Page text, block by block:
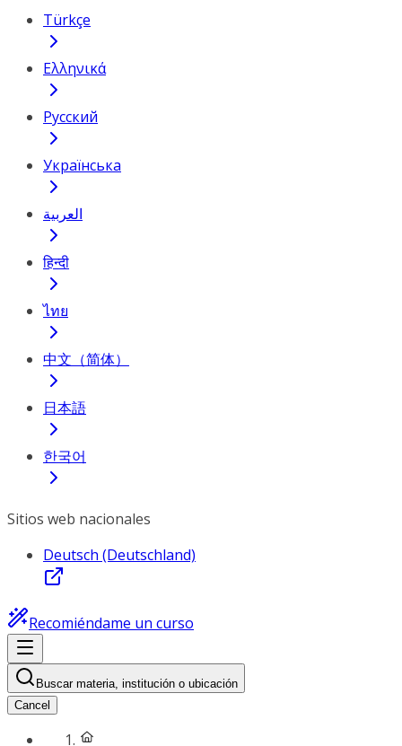
Türkçe
Ελληνικά
Русский
Українська
العربية
हिन्दी
ไทย
中文（简体）
日本語
한국어
Sitios web nacionales
Deutsch (Deutschland)
Recomiéndame un curso
Buscar materia, institución o ubicación
Cancel